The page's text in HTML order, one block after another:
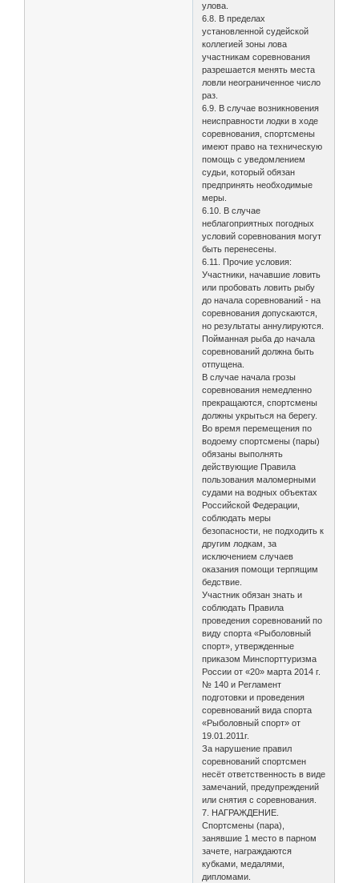
улова.
6.8. В пределах
установленной судейской
коллегией зоны лова
участникам соревнования
разрешается менять места
ловли неограниченное число
раз.
6.9. В случае возникновения
неисправности лодки в ходе
соревнования, спортсмены
имеют право на техническую
помощь с уведомлением
судьи, который обязан
предпринять необходимые
меры.
6.10. В случае
неблагоприятных погодных
условий соревнования могут
быть перенесены.
6.11. Прочие условия:
Участники, начавшие ловить
или пробовать ловить рыбу
до начала соревнований - на
соревнования допускаются,
но результаты аннулируются.
Пойманная рыба до начала
соревнований должна быть
отпущена.
В случае начала грозы
соревнования немедленно
прекращаются, спортсмены
должны укрыться на берегу.
Во время перемещения по
водоему спортсмены (пары)
обязаны выполнять
действующие Правила
пользования маломерными
судами на водных объектах
Российской Федерации,
соблюдать меры
безопасности, не подходить к
другим лодкам, за
исключением случаев
оказания помощи терпящим
бедствие.
Участник обязан знать и
соблюдать Правила
проведения соревнований по
виду спорта «Рыболовный
спорт», утвержденные
приказом Минспорттуризма
России от «20» марта 2014 г.
№ 140 и Регламент
подготовки и проведения
соревнований вида спорта
«Рыболовный спорт» от
19.01.2011г.
За нарушение правил
соревнований спортсмен
несёт ответственность в виде
замечаний, предупреждений
или снятия с соревнования.
7. НАГРАЖДЕНИЕ.
Спортсмены (пара),
занявшие 1 место в парном
зачете, награждаются
кубками, медалями,
дипломами.